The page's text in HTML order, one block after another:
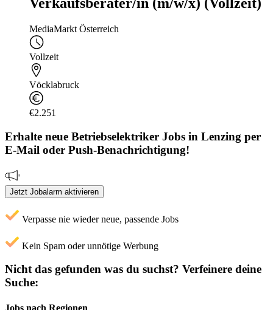
Verkaufsberater/in (m/w/x) (Vollzeit)
MediaMarkt Österreich
Vollzeit
Vöcklabruck
€2.251
Erhalte neue Betriebselektriker Jobs in Lenzing per
E-Mail oder Push-Benachrichtigung!
Jetzt Jobalarm aktivieren
Verpasse nie wieder neue, passende Jobs
Kein Spam oder unnötige Werbung
Nicht das gefunden was du suchst? Verfeinere deine
Suche:
Jobs nach Regionen